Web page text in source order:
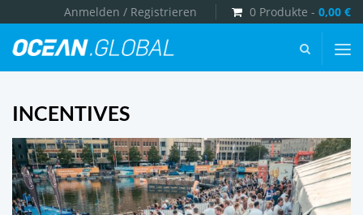
Anmelden / Registrieren 0 Produkte - 0,00 €
INCENTIVES